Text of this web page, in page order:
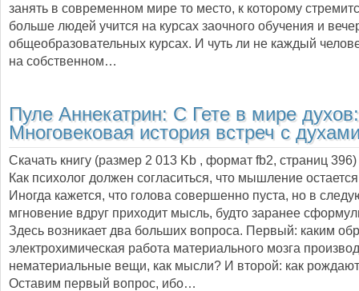
занять в современном мире то место, к которому
больше людей учится на курсах заочного обучения и
общеобразовательных курсах. И чуть ли не каждый
на собственном…
Пуле Аннекатрин: С Гете в мире духов:
Многовековая история встреч с
Скачать книгу (размер 2 013 Kb , формат fb2, страниц 396
Как психолог должен согласиться, что мышление остается
Иногда кажется, что голова совершенно пуста, но в
мгновение вдруг приходит мысль, будто заранее
Здесь возникает два больших вопроса. Первый: каким
электрохимическая работа материального мозга
нематериальные вещи, как мысли? И второй: как
Оставим первый вопрос, ибо…